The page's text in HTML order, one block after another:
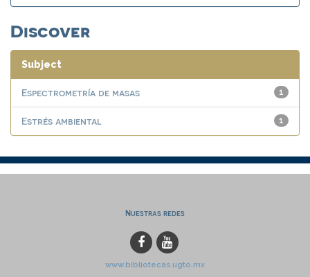
Discover
Subject
1
Espectrometría de masas
1
Estrés ambiental
Nuestras redes
www.bibliotecas.ugto.mx